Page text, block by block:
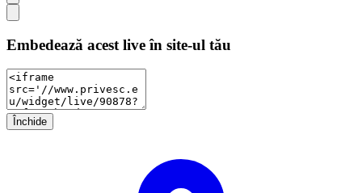
Embedează acest live în site-ul tău
Închide